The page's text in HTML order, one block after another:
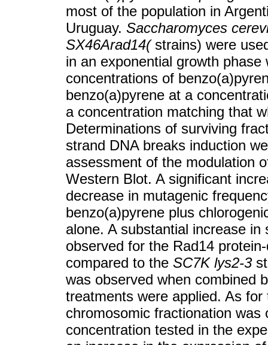
most of the population in
Uruguay. Saccharomyces
SX46Arad14(strains) were
in an exponential growth
concentrations of
benzo(a)pyrene at a
a concentration matching that
Determinations of surviving
strand DNA breaks induction
assessment of the modulation
Western Blot. A significant
decrease in mutagenic
benzo(a)pyrene plus
alone. A substantial increase
observed for the Rad14
compared to the SC7K lys2-3
was observed when combined
treatments were applied. As
chromosomic fractionation
concentration tested in the